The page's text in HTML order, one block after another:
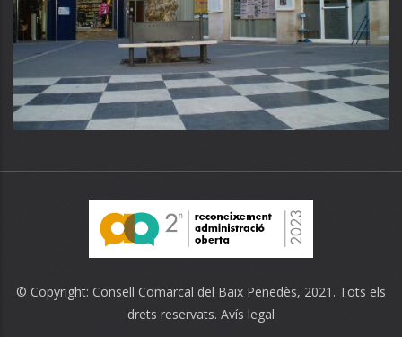
© Copyright: Consell Comarcal del Baix Penedès, 2021. Tots els
drets reservats. Avís legal